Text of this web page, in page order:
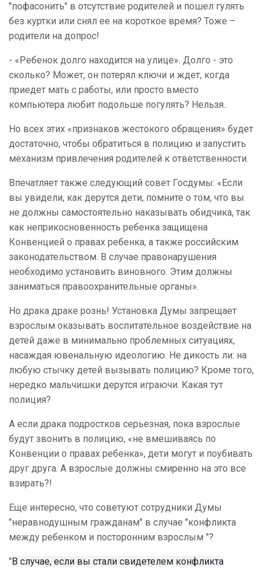
"пофасонить" в отсутствие родителей и пошел гулять
без куртки или снял ее на короткое время? Тоже –
родители на допрос!
- «Ребенок долго находится на улице». Долго - это
сколько? Может, он потерял ключи и ждет, когда
приедет мать с работы, или просто вместо
компьютера любит подольше погулять? Нельзя..
Но всех этих «признаков жестокого обращения» будет
достаточно, чтобы обратиться в полицию и запустить
механизм привлечения родителей к ответственности.
Впечатляет также следующий совет Госдумы: «Если
вы увидели, как дерутся дети, помните о том, что вы
не должны самостоятельно наказывать обидчика, так
как неприкосновенность ребенка защищена
Конвенцией о правах ребенка, а также российским
законодательством. В случае правонарушения
необходимо установить виновного. Этим должны
заниматься правоохранительные органы».
Но драка драке рознь! Установка Думы запрещает
взрослым оказывать воспитательное воздействие на
детей даже в минимально проблемных ситуациях,
насаждая ювенальную идеологию. Не дикость ли: на
любую стычку детей вызывать полицию? Кроме того,
нередко мальчишки дерутся играючи. Какая тут
полиция?
А если драка подростков серьезная, пока взрослые
будут звонить в полицию, «не вмешиваясь по
Конвенции о правах ребенка», дети могут и поубивать
друг друга. А взрослые должны смиренно на это все
взирать?!
Еще интересно, что советуют сотрудники Думы
"неравнодушным гражданам" в случае "конфликта
между ребенком и посторонним взрослым "?
"В случае, если вы стали свидетелем конфликта